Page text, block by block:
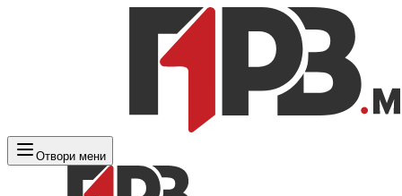
Отвори мени